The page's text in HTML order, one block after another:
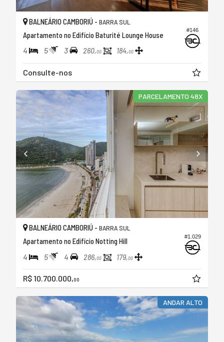
#146
BALNEÁRIO CAMBORIÚ - BARRA SUL
Apartamento no Edifício Baturité Lounge House
4 5 3 260,00 184,00
Consulte-nos
PARCELAMENTO 48X
#1.029
BALNEÁRIO CAMBORIÚ - BARRA SUL
Apartamento no Edifício Notting Hill
4 5 4 286,00 179,00
R$ 10.700.000,00
ANDAR ALTO